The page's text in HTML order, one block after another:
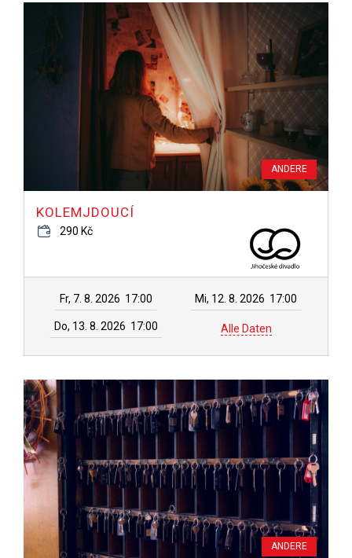
ANDERE
KOLEMJDOUCÍ
290 Kč
Fr, 7. 8. 2026 17:00 Mi, 12. 8. 2026 17:00
Do, 13. 8. 2026 17:00 Alle Daten
ANDERE